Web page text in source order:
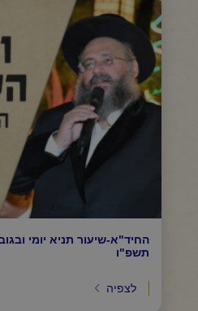
החיד"א-שיעור תניא יומי
תשפ"ו
לצפיה